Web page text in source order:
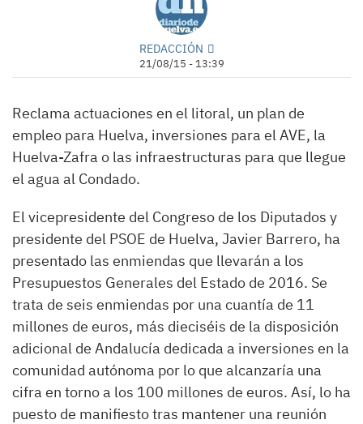
REDACCIÓN
21/08/15 - 13:39
Reclama actuaciones en el litoral, un plan de
empleo para Huelva, inversiones para el AVE, la
Huelva-Zafra o las infraestructuras para que llegue
el agua al Condado.
El vicepresidente del Congreso de los Diputados y
presidente del PSOE de Huelva, Javier Barrero, ha
presentado las enmiendas que llevarán a los
Presupuestos Generales del Estado de 2016. Se
trata de seis enmiendas por una cuantía de 11
millones de euros, más dieciséis de la disposición
adicional de Andalucía dedicada a inversiones en la
comunidad autónoma por lo que alcanzaría una
cifra en torno a los 100 millones de euros. Así, lo ha
puesto de manifiesto tras mantener una reunión